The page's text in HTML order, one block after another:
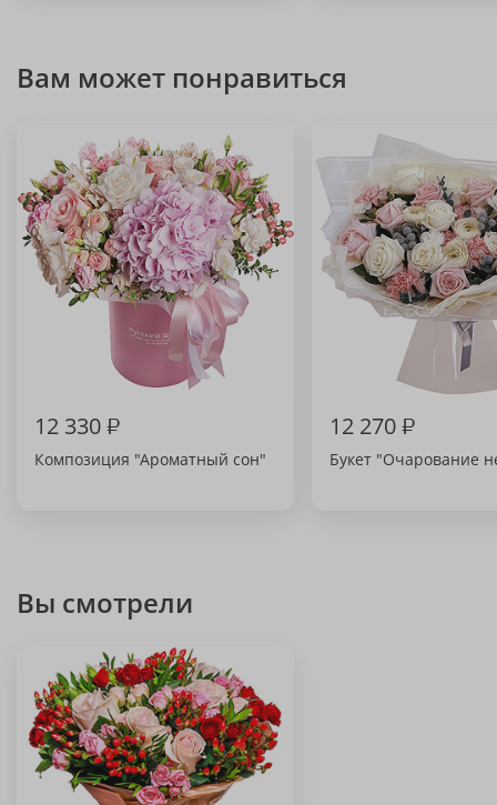
Вам может понравиться
12 330₽
Композиция "Ароматный сон"
12 270₽
Букет "Очарование
Вы смотрели